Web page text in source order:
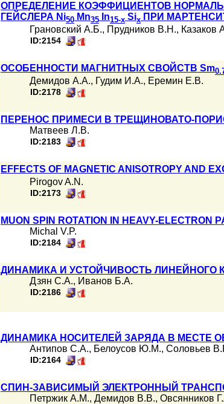
ОПРЕДЕЛЕНИЕ КОЭФФИЦИЕНТОВ
ГЕЙСЛЕРА Ni50 Mn35 In15-x Six ПРИ
Грановский А.Б., Прудников В.Н., Казаков
ID:2154
ОСОБЕННОСТИ МАГНИТНЫХ СВОЙСТВ Sm
Демидов А.А., Гудим И.А., Еремин Е.В.
ID:2178
ПЕРЕНОС ПРИМЕСИ В ТРЕЩИНОВАТО-
Матвеев Л.В.
ID:2183
EFFECTS OF MAGNETIC ANISOTROPY AND
Pirogov A.N.
ID:2173
MUON SPIN ROTATION IN HEAVY-ELECTRON
Michal V.P.
ID:2184
ДИНАМИКА И УСТОЙЧИВОСТЬ ЛИНЕЙНОГО
Дзян С.А., Иванов Б.А.
ID:2186
ДИНАМИКА НОСИТЕЛЕЙ ЗАРЯДА В МЕСТЕ
Антипов С.А., Белоусов Ю.М., Соловьев
ID:2164
СПИН-ЗАВИСИМЫЙ ЭЛЕКТРОННЫЙ
Петржик А.М., Демидов В.В., Овсянников